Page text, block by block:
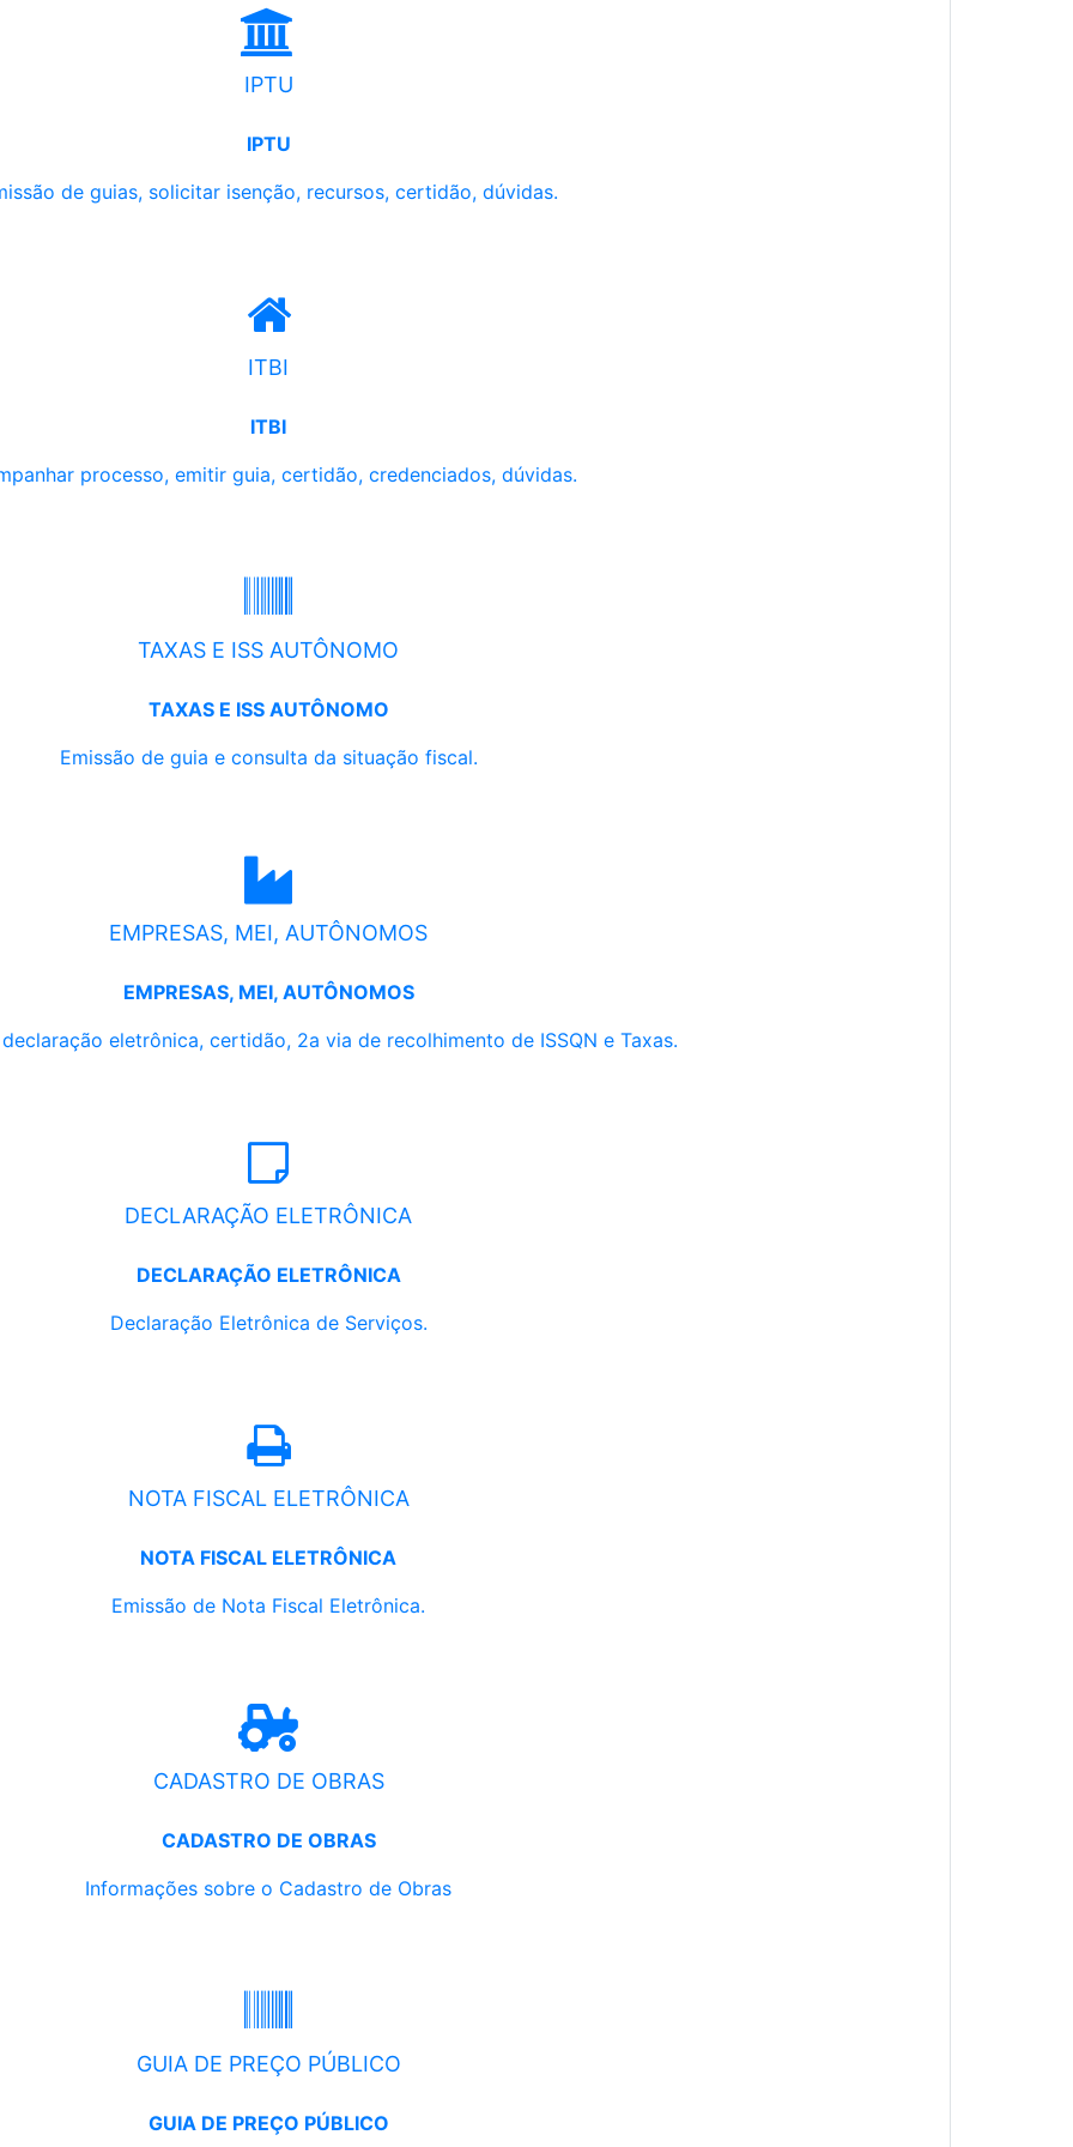
IPTU
IPTU
de guias, solicitar isenção, recursos, certidão, dúvidas.
ITBI
ITBI
processo, emitir guia, certidão, credenciados, dúvidas.
TAXAS E ISS AUTÔNOMO
TAXAS E ISS AUTÔNOMO
Emissão de guia e consulta da situação fiscal.
EMPRESAS, MEI, AUTÔNOMOS
EMPRESAS, MEI, AUTÔNOMOS
eletrônica, certidão, 2a via de recolhimento de ISSQN e Taxas.
DECLARAÇÃO ELETRÔNICA
DECLARAÇÃO ELETRÔNICA
Declaração Eletrônica de Serviços.
NOTA FISCAL ELETRÔNICA
NOTA FISCAL ELETRÔNICA
Emissão de Nota Fiscal Eletrônica.
CADASTRO DE OBRAS
CADASTRO DE OBRAS
Informações sobre o Cadastro de Obras
GUIA DE PREÇO PÚBLICO
GUIA DE PREÇO PÚBLICO